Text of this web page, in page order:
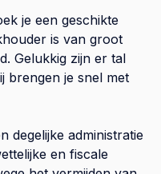
je een geschikte
is van groot
Gelukkig zijn er tal
brengen je snel met
degelijke administratie
en fiscale